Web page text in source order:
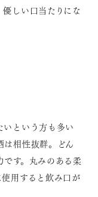
しい口当たりにな
いという方も多い
は相性抜群。どん
す。丸みのある柔
用すると飲み口が